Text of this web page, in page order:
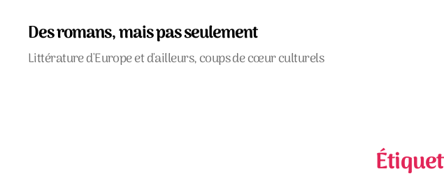
Des romans, mais pas seulement
Littérature d'Europe et d'ailleurs, coups de cœur culturels